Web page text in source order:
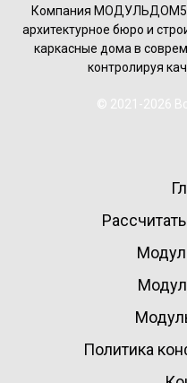
Компания МОДУЛЬДОМ54
архитектурное бюро и
каркасные дома в
контролируя
© 2021-2026
Политика